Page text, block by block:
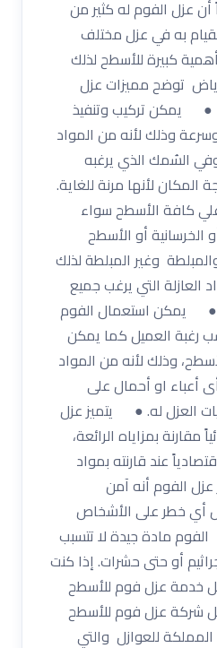
عزل الفوم له كثير من
به في عزل مختلف
كبيرة للأسطح لذلك
توضح مميزات عزل
● يمكن تركيب وتنفيذ
وذلك لأنه من المواد
السُمك الذي يرغبه
لأنها مرنة للغاية.
كافة الأسطح سواء
الخرسانية أو الأسطح
وغير المبلطة لذلك
التي يرغب جميع
● يمكن استعمال الفوم
رغبة العميل كما يمكن
وذلك لأنه من المواد
أعباء او أحمال على
العزل له. ● يتميز عزل
مقارنة بمزاياه الرائعة،
عند قارنته بمواد
الفوم أنه آمن
أي خطر على الأشخاص
مادة جيدة لا تتسبب
أو حتى حشرات. إذا كنت
خدمة عزل فوم للأسطح
شركة عزل فوم للأسطح
للعوازل والتي